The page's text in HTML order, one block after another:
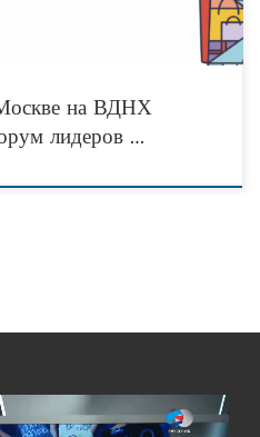
на ВДНХ
лидеров …